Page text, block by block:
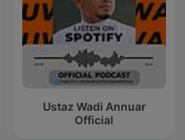
Ustaz Wadi Annuar
Official